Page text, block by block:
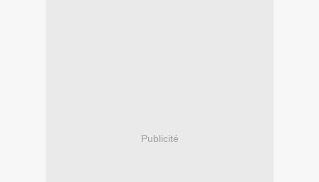
Publicité